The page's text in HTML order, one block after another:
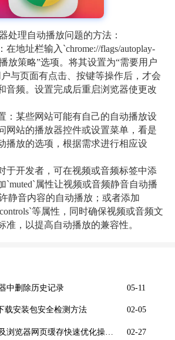
处理自动播放问题的方法：
在地址栏输入`chrome://flags/autoplay-
放策略”选项。将其设置为“需要用户
与页面有点击、按键等操作后，才会
音频。设置完成后重启浏览器使更改
：某些网站可能有自己的自动播放设
网站的播放器控件或设置菜单，看是
播放的选项，根据需求进行相应设
于开发者，可在视频或音频标签中添
`muted`属性让视频或音频静音自动播
静音内容的自动播放；或者添加
等属性，同时确保视频或音频文
准，以提高自动播放的兼容性。
中删除历史记录 05-11
载安装包安全检测方法 02-05
02-27